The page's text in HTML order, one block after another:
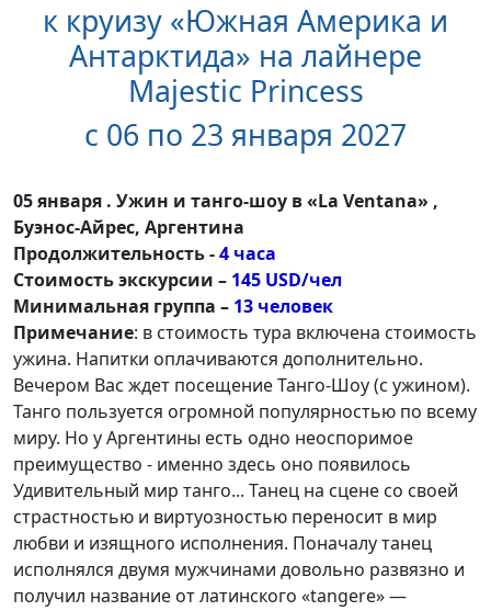
к круизу «Южная Америка и
Антарктида» на лайнере
Majestic Princess
с 06 по 23 января 2027
05 января . Ужин и танго-шоу в «La Ventana» ,
Буэнос-Айрес, Аргентина
Продолжительность -4 часа
Стоимость экскурсии – 145 USD/чел
Минимальная группа – 13 человек
Примечание: в стоимость тура включена стоимость
ужина. Напитки оплачиваются дополнительно.
Вечером Вас ждет посещение Танго-Шоу (с ужином).
Танго пользуется огромной популярностью по всему
миру. Но у Аргентины есть одно неоспоримое
преимущество - именно здесь оно появилось
Удивительный мир танго... Танец на сцене со своей
страстностью и виртуозностью переносит в мир
любви и изящного исполнения. Поначалу танец
исполнялся двумя мужчинами довольно развязно и
получил название от латинского «tangere» —